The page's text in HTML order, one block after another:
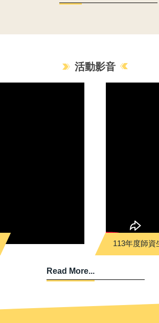
活動影音
113年度師
Read More...